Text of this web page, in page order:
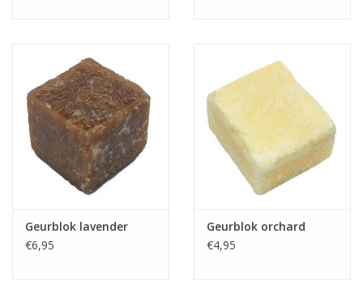
Anklebelts
Bootbelts
MAGAZIJNOPRUIMING
Geurblok lavender
€6,95
Geurblok orchard
€4,95